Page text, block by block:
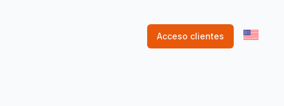
Acceso clientes